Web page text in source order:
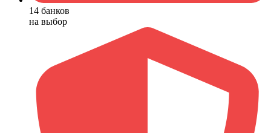
14 банков
на выбор